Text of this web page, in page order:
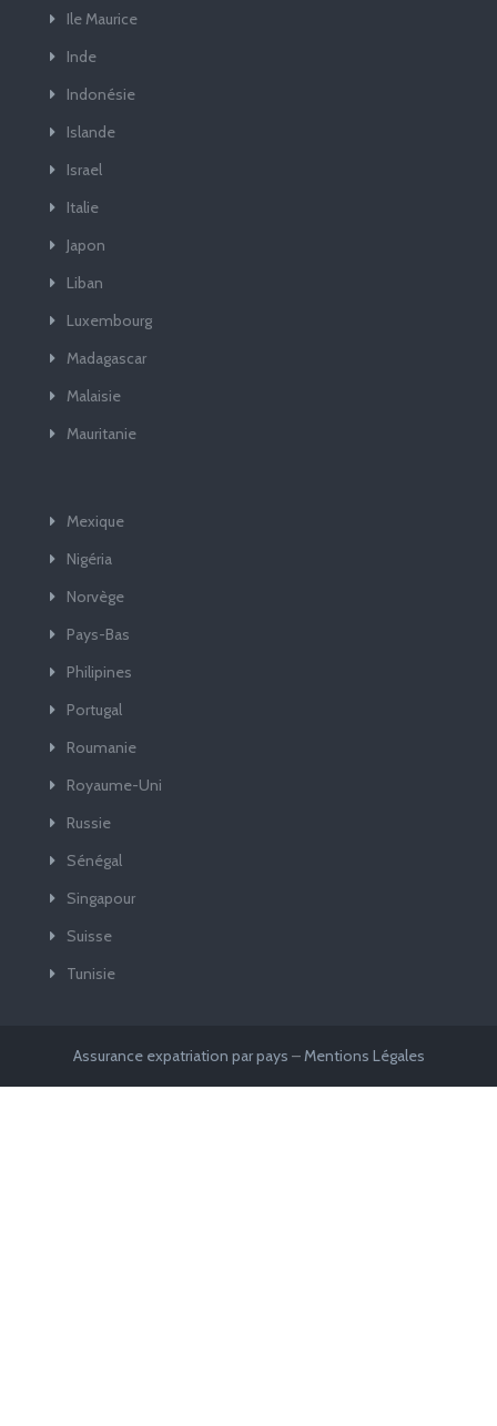
Ile Maurice
Inde
Indonésie
Islande
Israel
Italie
Japon
Liban
Luxembourg
Madagascar
Malaisie
Mauritanie
Mexique
Nigéria
Norvège
Pays-Bas
Philipines
Portugal
Roumanie
Royaume-Uni
Russie
Sénégal
Singapour
Suisse
Tunisie
Assurance expatriation par pays – Mentions Légales